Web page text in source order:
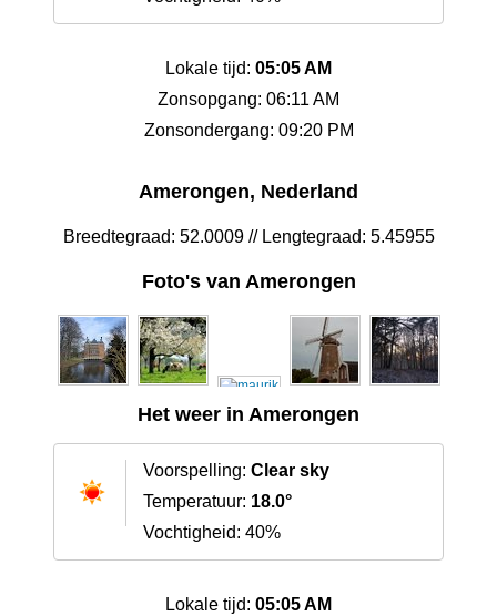
Lokale tijd: 05:05 AM
Zonsopgang: 06:11 AM
Zonsondergang: 09:20 PM
Amerongen, Nederland
Breedtegraad: 52.0009 // Lengtegraad: 5.45955
Foto's van Amerongen
Het weer in Amerongen
Voorspelling: Clear sky
Temperatuur: 18.0°
Vochtigheid: 40%
Lokale tijd: 05:05 AM